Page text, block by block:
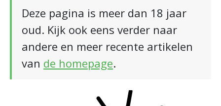
Deze pagina is meer dan 18 jaar
oud. Kijk ook eens verder naar
andere en meer recente artikelen
van de homepage.